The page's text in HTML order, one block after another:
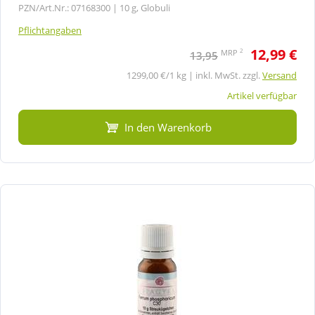
PZN/Art.Nr.: 07168300 | 10 g, Globuli
Pflichtangaben
13,95 MRP 2 12,99 €
1299,00 €/1 kg | inkl. MwSt. zzgl.Versand
Artikel verfügbar
In den Warenkorb